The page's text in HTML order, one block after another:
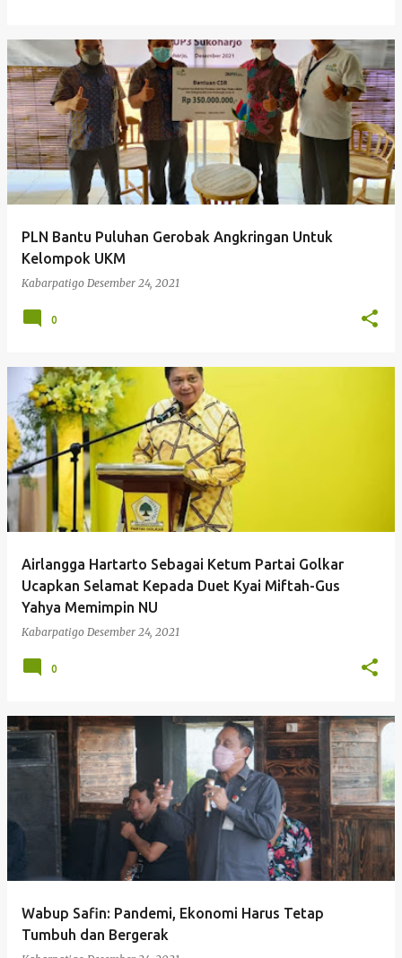
PLN Bantu Puluhan Gerobak Angkringan Untuk
Kelompok UKM
Kabarpatigo Desember 24, 2021
0
Airlangga Hartarto Sebagai Ketum Partai Golkar
Ucapkan Selamat Kepada Duet Kyai Miftah-Gus
Yahya Memimpin NU
Kabarpatigo Desember 24, 2021
0
Wabup Safin: Pandemi, Ekonomi Harus Tetap
Tumbuh dan Bergerak